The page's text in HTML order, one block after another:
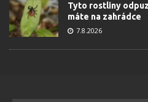
Tyto rostliny
máte na zahrádce
7.8.2026